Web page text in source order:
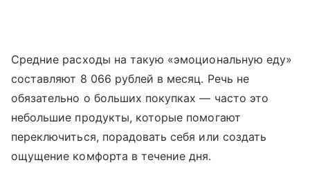
Средние расходы на такую «эмоциональную еду»
составляют 8 066 рублей в месяц. Речь не
обязательно о больших покупках — часто это
небольшие продукты, которые помогают
переключиться, порадовать себя или создать
ощущение комфорта в течение дня.